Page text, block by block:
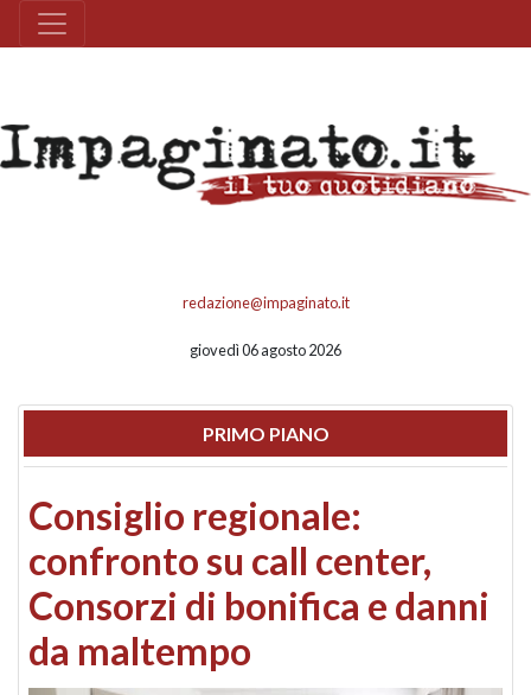
redazione@impaginato.it
giovedì 06 agosto 2026
PRIMO PIANO
Consiglio regionale:
confronto su call center,
Consorzi di bonifica e danni
da maltempo